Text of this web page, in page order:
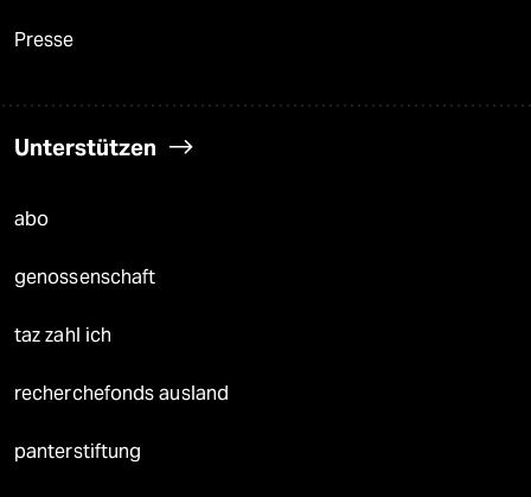
Presse
Unterstützen
abo
genossenschaft
taz zahl ich
recherchefonds ausland
panterstiftung